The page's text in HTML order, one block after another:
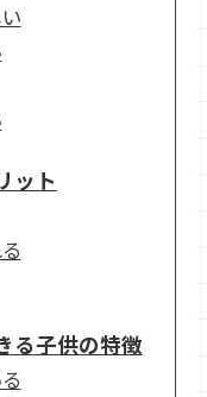
ット
る子供の特徴